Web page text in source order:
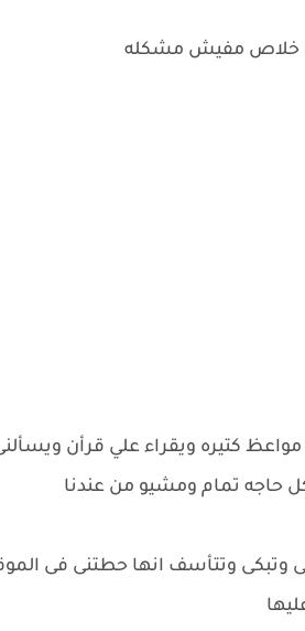
خلاص مفيش مشكله
كتيره ويقراء علي قرأن
حاجه تمام ومشيو من عندنا
وتبكى وتتأسف انها حطتنى فى